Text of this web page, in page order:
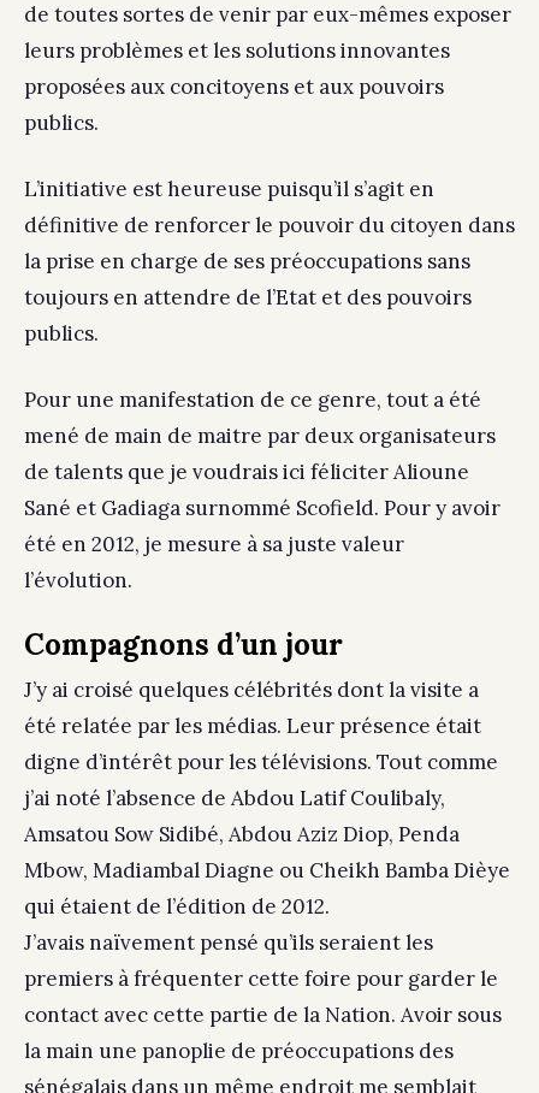
de toutes sortes de venir par eux-mêmes exposer
leurs problèmes et les solutions innovantes
proposées aux concitoyens et aux pouvoirs
publics.
L’initiative est heureuse puisqu’il s’agit en
définitive de renforcer le pouvoir du citoyen dans
la prise en charge de ses préoccupations sans
toujours en attendre de l’Etat et des pouvoirs
publics.
Pour une manifestation de ce genre, tout a été
mené de main de maitre par deux organisateurs
de talents que je voudrais ici féliciter Alioune
Sané et Gadiaga surnommé Scofield. Pour y avoir
été en 2012, je mesure à sa juste valeur
l’évolution.
Compagnons d’un jour
J’y ai croisé quelques célébrités dont la visite a
été relatée par les médias. Leur présence était
digne d’intérêt pour les télévisions. Tout comme
j’ai noté l’absence de Abdou Latif Coulibaly,
Amsatou Sow Sidibé, Abdou Aziz Diop, Penda
Mbow, Madiambal Diagne ou Cheikh Bamba Dièye
qui étaient de l’édition de 2012.
J’avais naïvement pensé qu’ils seraient les
premiers à fréquenter cette foire pour garder le
contact avec cette partie de la Nation. Avoir sous
la main une panoplie de préoccupations des
sénégalais dans un même endroit me semblait